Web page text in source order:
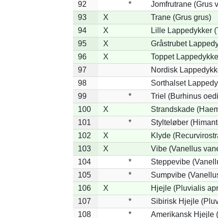
92 *
Jomfrutrane (Grus
93
X
Trane (Grus grus)
94
X
Lille Lappedykker
95
X
Gråstrubet
96
X
Toppet
97
Nordisk
98
Sorthalset
99
*
Triel (Burhinus
100
X
Strandskade
101
*
Stylteløber
102
X
Klyde
103
X
Vibe (Vanellus
104
*
Steppevibe
105
*
Sumpvibe
106
X
Hjejle (Pluvialis
107
*
Sibirisk Hjejle
108
* Amerikansk Hjejle